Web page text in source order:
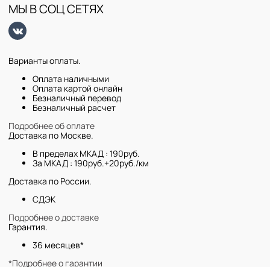
МЫ В СОЦ СЕТЯХ
Варианты оплаты.
Оплата наличными
Оплата картой онлайн
Безналичный перевод
Безналичный расчет
Подробнее об оплате
Доставка по Москве.
В пределах МКАД : 190руб.
За МКАД : 190руб.+20руб./км
Доставка по России.
СДЭК
Подробнее о доставке
Гарантия.
36 месяцев*
*Подробнее о гарантии